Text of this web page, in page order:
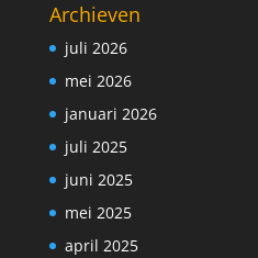
Archieven
juli 2026
mei 2026
januari 2026
juli 2025
juni 2025
mei 2025
april 2025